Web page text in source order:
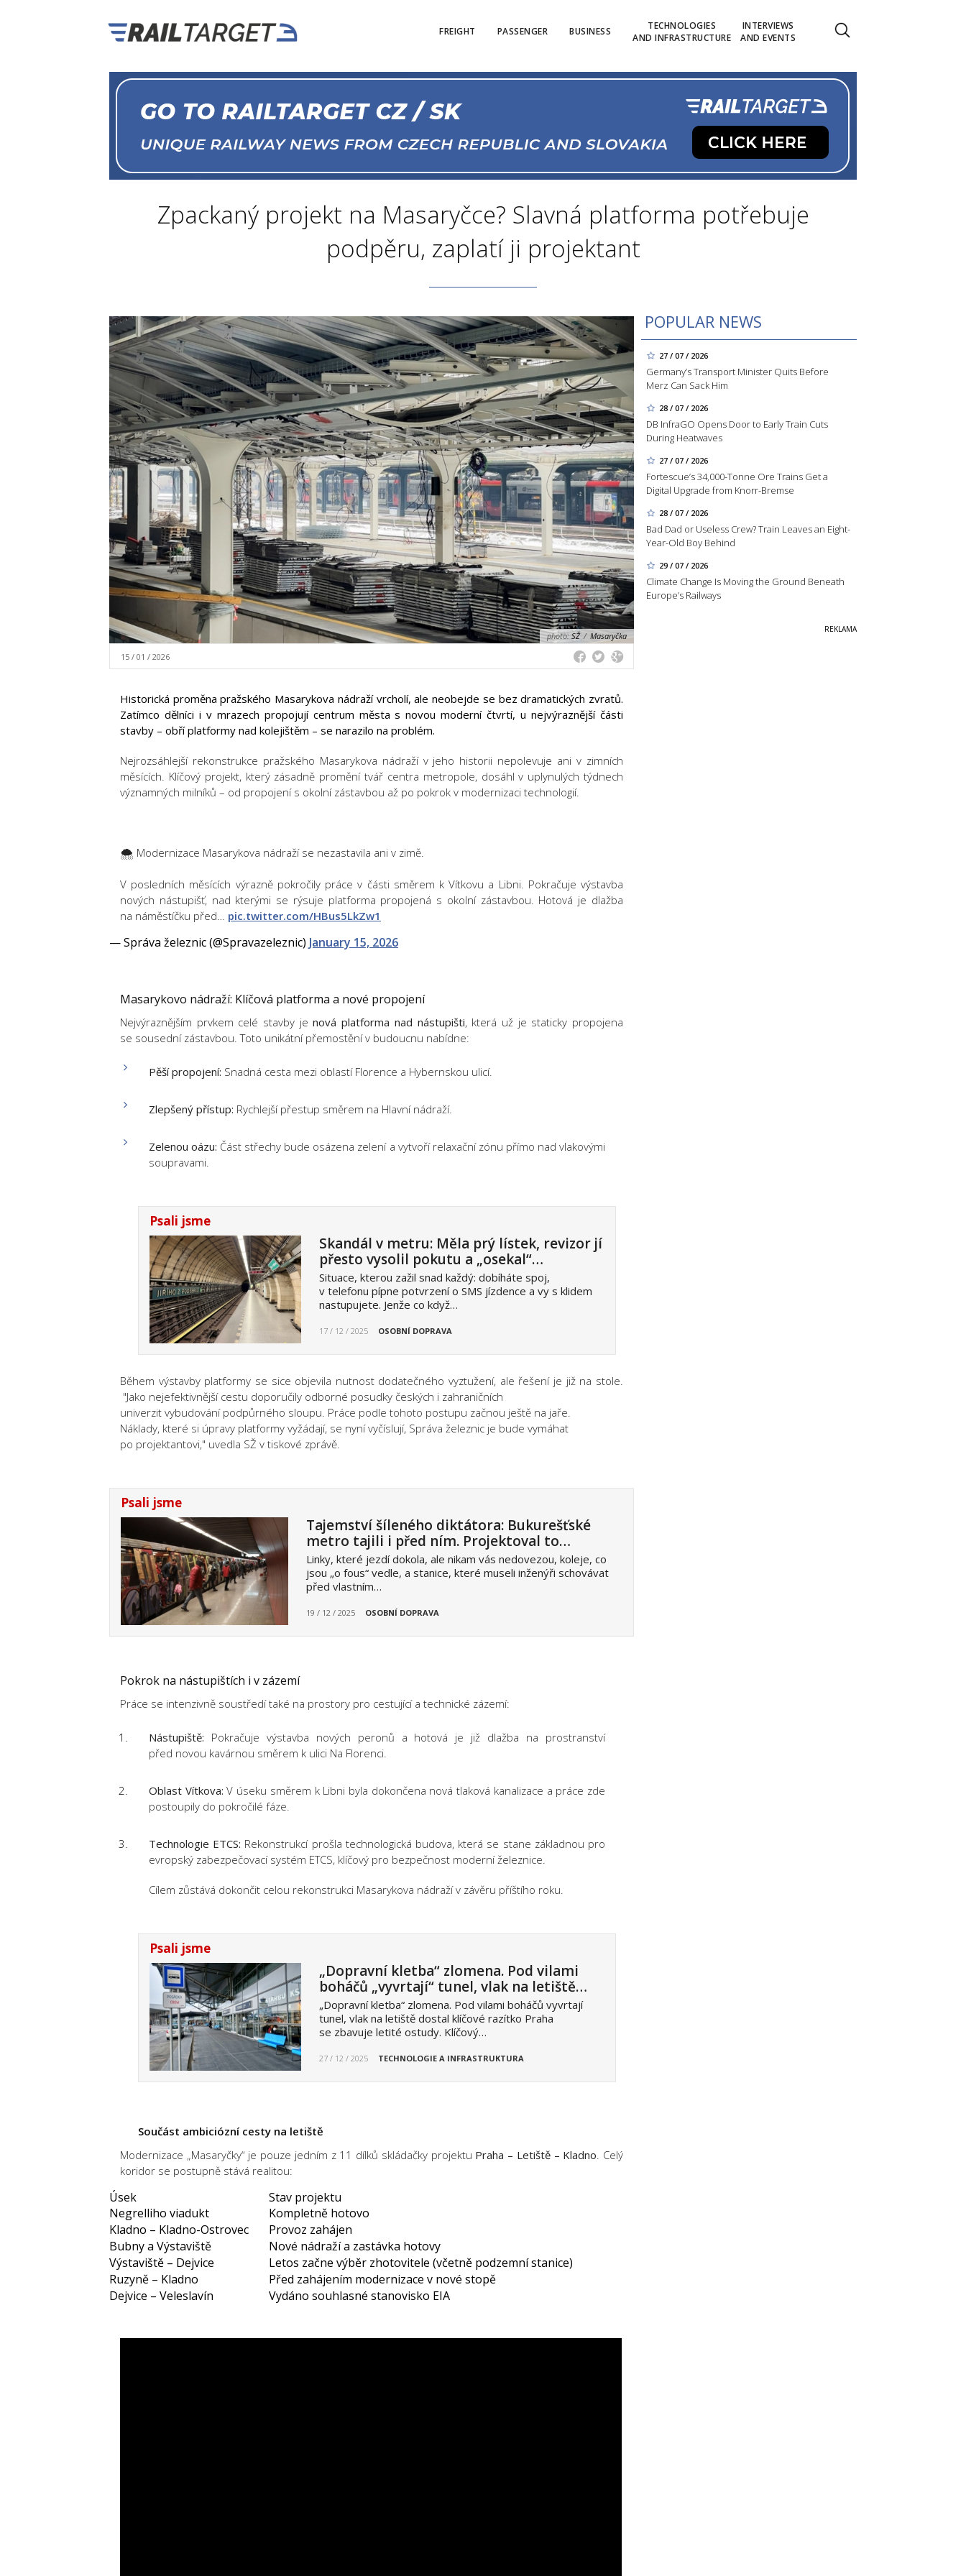
FREIGHT PASSENGER BUSINESS
TECHNOLOGIES
AND INFRASTRUCTURE
INTERVIEWS
AND EVENTS
Zpackaný projekt na Masaryčce? Slavná platforma potřebuje
podpěru, zaplatí ji projektant
POPULAR NEWS
27 / 07 / 2026
Germany’s Transport Minister Quits Before
Merz Can Sack Him
28 / 07 / 2026
DB InfraGO Opens Door to Early Train Cuts
During Heatwaves
27 / 07 / 2026
Fortescue’s 34,000-Tonne Ore Trains Get a
Digital Upgrade from Knorr-Bremse
28 / 07 / 2026
Bad Dad or Useless Crew? Train Leaves an Eight-
Year-Old Boy Behind
29 / 07 / 2026
Climate Change Is Moving the Ground Beneath
Europe’s Railways
photo: SŽ / Masaryčka
15 / 01 / 2026
Historická proměna pražského Masarykova nádraží vrcholí, ale neobejde se bez dramatických zvratů.
Zatímco dělníci i v mrazech propojují centrum města s novou moderní čtvrtí, u nejvýraznější části
stavby – obří platformy nad kolejištěm – se narazilo na problém.
Nejrozsáhlejší rekonstrukce pražského Masarykova nádraží v jeho historii nepolevuje ani v zimních
měsících. Klíčový projekt, který zásadně promění tvář centra metropole, dosáhl v uplynulých týdnech
významných milníků – od propojení s okolní zástavbou až po pokrok v modernizaci technologií.
🌨️ Modernizace Masarykova nádraží se nezastavila ani v zimě.
V posledních měsících výrazně pokročily práce v části směrem k Vítkovu a Libni. Pokračuje výstavba
nových nástupišť, nad kterými se rýsuje platforma propojená s okolní zástavbou. Hotová je dlažba
na náměstíčku před… pic.twitter.com/HBus5LkZw1
— Správa železnic (@Spravazeleznic) January 15, 2026
Masarykovo nádraží: Klíčová platforma a nové propojení
Nejvýraznějším prvkem celé stavby jenová platforma nad nástupišti, která už je staticky propojena
se sousední zástavbou. Toto unikátní přemostění v budoucnu nabídne:
Pěší propojení: Snadná cesta mezi oblastí Florence a Hybernskou ulicí.
Zlepšený přístup: Rychlejší přestup směrem na Hlavní nádraží.
Zelenou oázu: Část střechy bude osázena zelení a vytvoří relaxační zónu přímo nad vlakovými
soupravami.
Psali jsme
Skandál v metru: Měla prý lístek, revizor jí
přesto vysolil pokutu a „osekal“…
Situace, kterou zažil snad každý: dobíháte spoj,
v telefonu pípne potvrzení o SMS jízdence a vy s klidem
nastupujete. Jenže co když…
17 / 12 / 2025 OSOBNÍ DOPRAVA
Během výstavby platformy se sice objevila nutnost dodatečného vyztužení, ale řešení je již na stole.
"Jako nejefektivnější cestu doporučily odborné posudky českých i zahraničních
univerzit vybudování podpůrného sloupu. Práce podle tohoto postupu začnou ještě na jaře.
Náklady, které si úpravy platformy vyžádají, se nyní vyčíslují, Správa železnic je bude vymáhat
po projektantovi," uvedla SŽ v tiskové zprávě.
Psali jsme
Tajemství šíleného diktátora: Bukurešťské
metro tajili i před ním. Projektoval to…
Linky, které jezdí dokola, ale nikam vás nedovezou, koleje, co
jsou „o fous“ vedle, a stanice, které museli inženýři schovávat
před vlastním…
19 / 12 / 2025 OSOBNÍ DOPRAVA
Pokrok na nástupištích i v zázemí
Práce se intenzivně soustředí také na prostory pro cestující a technické zázemí:
Nástupiště: Pokračuje výstavba nových peronů a hotová je již dlažba na prostranství
před novou kavárnou směrem k ulici Na Florenci.
Oblast Vítkova: V úseku směrem k Libni byla dokončena nová tlaková kanalizace a práce zde
postoupily do pokročilé fáze.
Technologie ETCS: Rekonstrukcí prošla technologická budova, která se stane základnou pro
evropský zabezpečovací systém ETCS, klíčový pro bezpečnost moderní železnice.
Cílem zůstává dokončit celou rekonstrukci Masarykova nádraží v závěru příštího roku.
Psali jsme
„Dopravní kletba“ zlomena. Pod vilami
boháčů „vyvrtají“ tunel, vlak na letiště…
„Dopravní kletba“ zlomena. Pod vilami boháčů vyvrtají
tunel, vlak na letiště dostal klíčové razítko Praha
se zbavuje letité ostudy. Klíčový…
27 / 12 / 2025 TECHNOLOGIE A INFRASTRUKTURA
Součást ambiciózní cesty na letiště
Modernizace „Masaryčky“ je pouze jedním z 11 dílků skládačky projektu Praha – Letiště – Kladno. Celý
koridor se postupně stává realitou:
Úsek
Stav projektu
Negrelliho viadukt
Kompletně hotovo
Kladno – Kladno-Ostrovec
Provoz zahájen
Bubny a Výstaviště
Nové nádraží a zastávka hotovy
Výstaviště – Dejvice
Letos začne výběr zhotovitele (včetně podzemní stanice)
Ruzyně – Kladno
Před zahájením modernizace v nové stopě
Dejvice – Veleslavín
Vydáno souhlasné stanovisko EIA